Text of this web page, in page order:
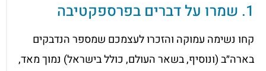
1. שמרו על דברים בפרספקטיבה
קחו נשימה עמוקה והזכרו לעצמכם שמספר הנדבקים
בארה״ב (ונוסיף, בשאר העולם, כולל בישראל) נמוך מאד,